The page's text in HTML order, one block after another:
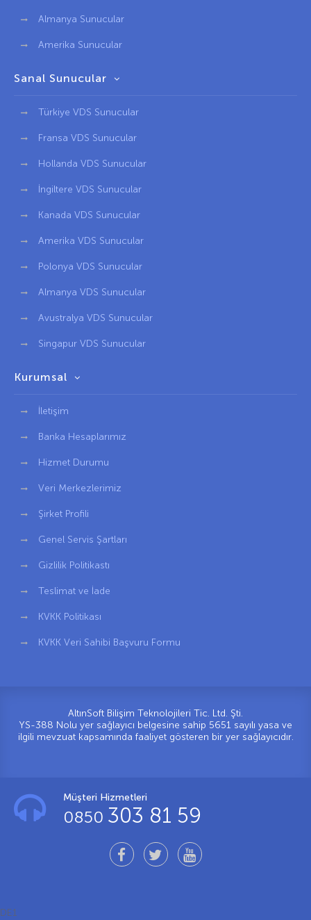
Almanya Sunucular
Amerika Sunucular
Sanal Sunucular
Türkiye VDS Sunucular
Fransa VDS Sunucular
Hollanda VDS Sunucular
İngiltere VDS Sunucular
Kanada VDS Sunucular
Amerika VDS Sunucular
Polonya VDS Sunucular
Almanya VDS Sunucular
Avustralya VDS Sunucular
Singapur VDS Sunucular
Kurumsal
İletişim
Banka Hesaplarımız
Hizmet Durumu
Veri Merkezlerimiz
Şirket Profili
Genel Servis Şartları
Gizlilik Politikastı
Teslimat ve İade
KVKK Politikası
KVKK Veri Sahibi Başvuru Formu
AltınSoft Bilişim Teknolojileri Tic. Ltd. Şti.
YS-388 Nolu yer sağlayıcı belgesine sahip 5651 sayılı yasa ve
ilgili mevzuat kapsamında faaliyet gösteren bir yer sağlayıcıdır.
Müşteri Hizmetleri
0850 303 81 59
DE1